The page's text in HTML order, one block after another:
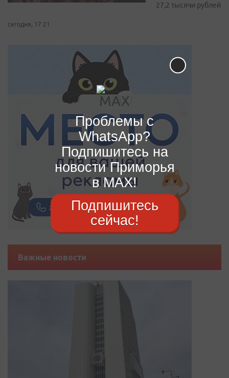
27,2 тысячи рублей
сегодня, 17:21
Важные новости
Проблемы с
WhatsApp?
Подпишитесь на
новости Приморья
в MAX!
Подпишитесь
сейчас!